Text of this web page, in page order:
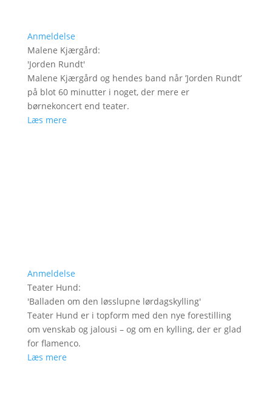
Anmeldelse
Malene Kjærgård:
'Jorden Rundt'
Malene Kjærgård og hendes band når ’Jorden Rundt’
på blot 60 minutter i noget, der mere er
børnekoncert end teater.
Læs mere
Anmeldelse
Teater Hund:
'Balladen om den løsslupne lørdagskylling'
Teater Hund er i topform med den nye forestilling
om venskab og jalousi – og om en kylling, der er glad
for flamenco.
Læs mere